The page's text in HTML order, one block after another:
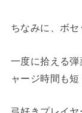
ちなみに、ボセ
一度に拾える
ャージ時間も